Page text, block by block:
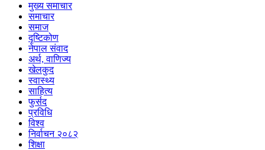
मुख्य समाचार
समाचार
समाज
दृष्टिकोण
नेपाल संवाद
अर्थ, वाणिज्य
खेलकुद
स्वास्थ्य
साहित्य
फुर्सद
प्रविधि
विश्व
निर्वाचन २०८२
शिक्षा